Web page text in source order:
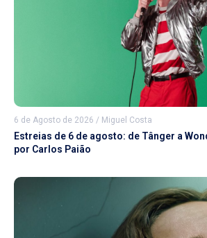
6 de Agosto de 2026 / Miguel Costa
Estreias de 6 de agosto: de Tânger a
por Carlos Paião